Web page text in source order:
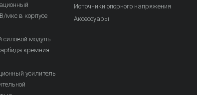
мкс в корпусе
силовой модуль
кремния
усилитель
Источники опорного напряжения
Аксессуары